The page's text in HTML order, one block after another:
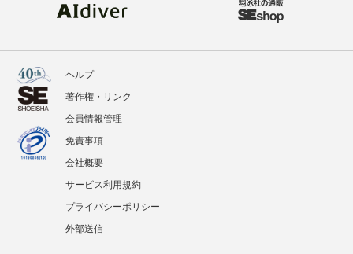
ヘルプ
著作権・リンク
会員情報管理
免責事項
会社概要
サービス利用規約
プライバシーポリシー
外部送信